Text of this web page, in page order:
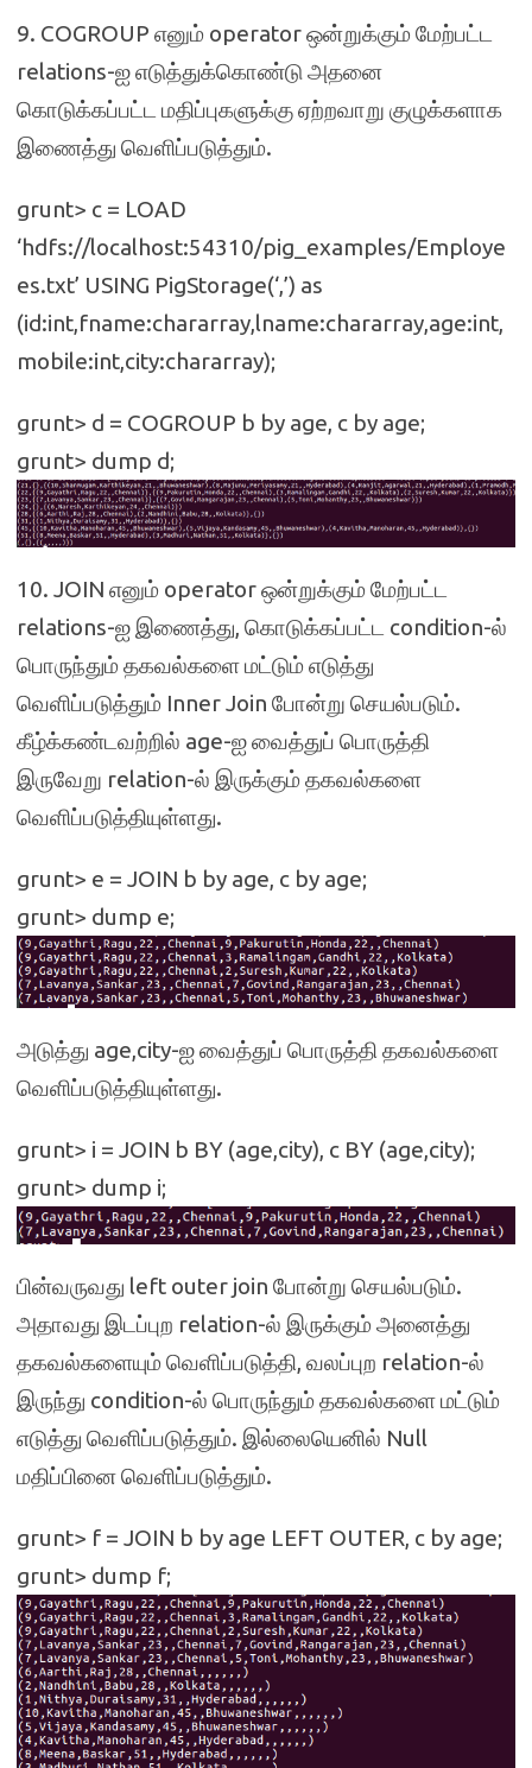
9. COGROUP எனும் operator ஒன்றுக்கும் மேற்பட்ட
relations-ஐ எடுத்துக்கொண்டு அதனை
கொடுக்கப்பட்ட மதிப்புகளுக்கு ஏற்றவாறு குழுக்களாக
இணைத்து வெளிப்படுத்தும்.
grunt> c = LOAD
‘hdfs://localhost:54310/pig_examples/Employe
es.txt’ USING PigStorage(‘,’) as
(id:int,fname:chararray,lname:chararray,age:int,
mobile:int,city:chararray);
grunt> d = COGROUP b by age, c by age;
grunt> dump d;
10. JOIN எனும் operator ஒன்றுக்கும் மேற்பட்ட
relations-ஐ இணைத்து, கொடுக்கப்பட்ட condition-ல்
பொருந்தும் தகவல்களை மட்டும் எடுத்து
வெளிப்படுத்தும் Inner Join போன்று செயல்படும்.
கீழ்க்கண்டவற்றில் age-ஐ வைத்துப் பொருத்தி
இருவேறு relation-ல் இருக்கும் தகவல்களை
வெளிப்படுத்தியுள்ளது.
grunt> e = JOIN b by age, c by age;
grunt> dump e;
அடுத்து age,city-ஐ வைத்துப் பொருத்தி தகவல்களை
வெளிப்படுத்தியுள்ளது.
grunt> i = JOIN b BY (age,city), c BY (age,city);
grunt> dump i;
பின்வருவது left outer join போன்று செயல்படும்.
அதாவது இடப்புற relation-ல் இருக்கும் அனைத்து
தகவல்களையும் வெளிப்படுத்தி, வலப்புற relation-ல்
இருந்து condition-ல் பொருந்தும் தகவல்களை மட்டும்
எடுத்து வெளிப்படுத்தும். இல்லையெனில் Null
மதிப்பினை வெளிப்படுத்தும்.
grunt> f = JOIN b by age LEFT OUTER, c by age;
grunt> dump f;